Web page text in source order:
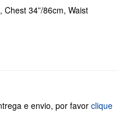
34”/86cm, Waist
e envio, por favor clique